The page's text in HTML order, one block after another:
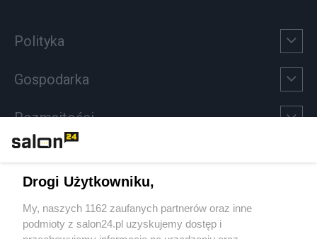
Polityka
Gospodarka
Rozmaitości
Sport
Społeczeństwo
Drogi Użytkowniku,
My, naszych 1162 zaufanych partnerów oraz inne
podmioty z salon24.pl uzyskujemy dostęp i